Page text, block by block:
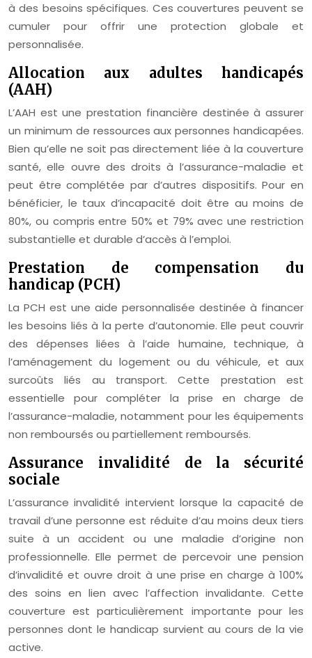
à des besoins spécifiques. Ces couvertures peuvent se
cumuler pour offrir une protection globale et
personnalisée.
Allocation aux adultes handicapés
(AAH)
L’AAH est une prestation financière destinée à assurer
un minimum de ressources aux personnes handicapées.
Bien qu’elle ne soit pas directement liée à la couverture
santé, elle ouvre des droits à l’assurance-maladie et
peut être complétée par d’autres dispositifs. Pour en
bénéficier, le taux d’incapacité doit être au moins de
80%, ou compris entre 50% et 79% avec une restriction
substantielle et durable d’accès à l’emploi.
Prestation de compensation du
handicap (PCH)
La PCH est une aide personnalisée destinée à financer
les besoins liés à la perte d’autonomie. Elle peut couvrir
des dépenses liées à l’aide humaine, technique, à
l’aménagement du logement ou du véhicule, et aux
surcoûts liés au transport. Cette prestation est
essentielle pour compléter la prise en charge de
l’assurance-maladie, notamment pour les équipements
non remboursés ou partiellement remboursés.
Assurance invalidité de la sécurité
sociale
L’assurance invalidité intervient lorsque la capacité de
travail d’une personne est réduite d’au moins deux tiers
suite à un accident ou une maladie d’origine non
professionnelle. Elle permet de percevoir une pension
d’invalidité et ouvre droit à une prise en charge à 100%
des soins en lien avec l’affection invalidante. Cette
couverture est particulièrement importante pour les
personnes dont le handicap survient au cours de la vie
active.